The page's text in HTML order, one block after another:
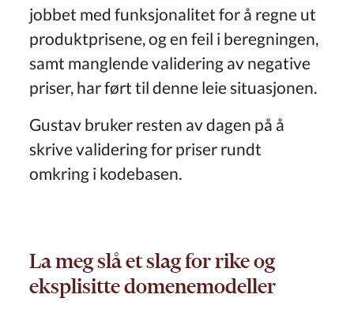
jobbet med funksjonalitet for å regne ut
produktprisene, og en feil i beregningen,
samt manglende validering av negative
priser, har ført til denne leie situasjonen.
Gustav bruker resten av dagen på å
skrive validering for priser rundt
omkring i kodebasen.
La meg slå et slag for rike og
eksplisitte domenemodeller